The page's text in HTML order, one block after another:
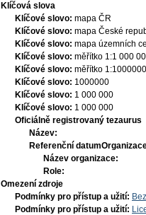
Klíčová slova
Klíčové slovo: mapa ČR
Klíčové slovo: mapa České
Klíčové slovo: mapa územních
Klíčové slovo: měřítko 1:1 000
Klíčové slovo: měřítko 1:1000000
Klíčové slovo: 1000000
Klíčové slovo: 1 000 000
Klíčové slovo: 1 000 000
Oficiálně registrovaný tezaurus
Název:
Referenční datum
Název organizace:
Role:
Omezení zdroje
Podmínky pro přístup a užití:
Podmínky pro přístup a užití: